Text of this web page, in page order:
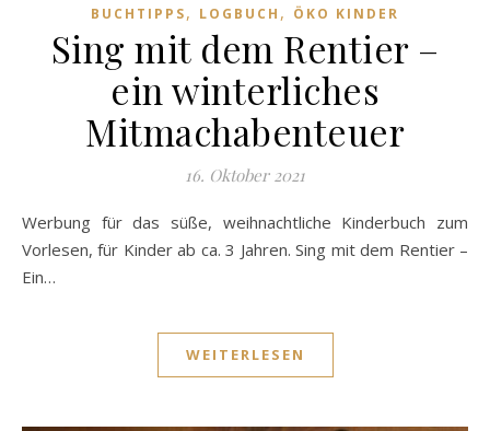
BUCHTIPPS, LOGBUCH , ÖKO KINDER
Sing mit dem Rentier –
ein winterliches
Mitmachabenteuer
16. Oktober 2021
Werbung für das süße, weihnachtliche Kinderbuch zum
Vorlesen, für Kinder ab ca. 3 Jahren. Sing mit dem Rentier –
Ein…
WEITERLESEN